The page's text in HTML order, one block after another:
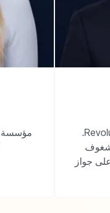
الرئيس السابق لعمليات الاحتيال في Revolut.
شغوف
جواز